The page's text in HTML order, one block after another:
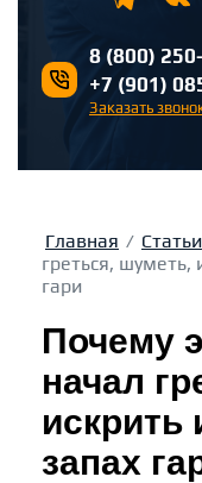
8 (800)
+7 (901)
Заказать
Главная / Статьи
греться, шуметь,
гари
Почему
начал
искрить
запах